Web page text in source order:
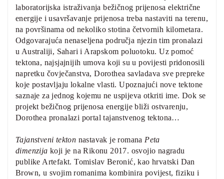
laboratorijska istraživanja bežičnog prijenosa električne
energije i usavršavanje prijenosa treba nastaviti na terenu,
na površinama od nekoliko stotina četvornih kilometara.
Odgovarajuća nenaseljena područja njezin tim pronalazi
u Australiji, Sahari i Arapskom poluotoku. Uz pomoć
tektona, najsjajnijih umova koji su u povijesti pridonosili
napretku čovječanstva, Dorothea savladava sve prepreke
koje postavljaju lokalne vlasti. Upoznajući nove tektone
saznaje za jednog kojemu ne uspijeva otkriti ime. Dok se
projekt bežičnog prijenosa energije bliži ostvarenju,
Dorothea pronalazi portal tajanstvenog tektona…
Tajanstveni tekton nastavak je romana Peta
dimenzija koji je na Rikonu 2017. osvojio nagradu
publike Artefakt. Tomislav Beronić, kao hrvatski Dan
Brown, u svojim romanima kombinira povijest, fiziku i